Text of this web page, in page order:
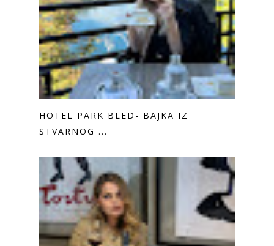
HOTEL PARK BLED- BAJKA IZ
STVARNOG ...